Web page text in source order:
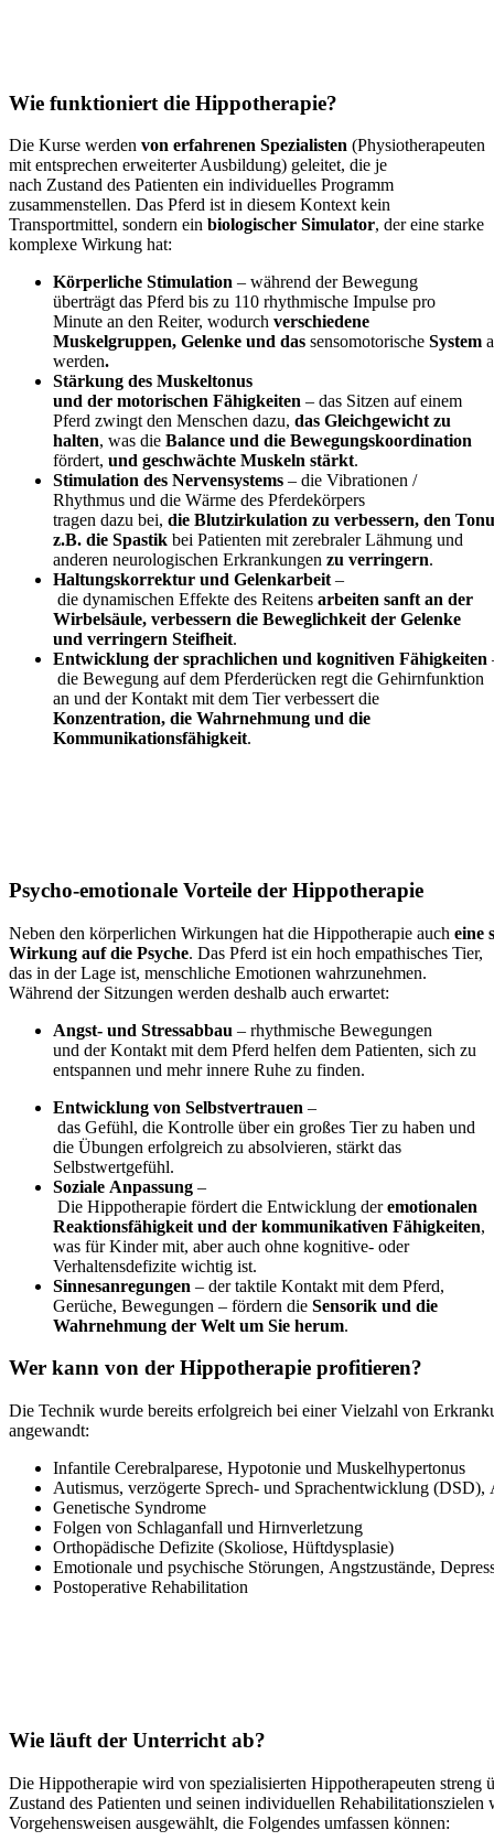
Wie funktioniert die Hippotherapie?
Die Kurse werden von erfahrenen Spezialisten (Physiotherapeuten
mit entsprechen erweiterter Ausbildung) geleitet, die je
nach Zustand des Patienten ein individuelles Programm
zusammenstellen. Das Pferd ist in diesem Kontext kein
Transportmittel, sondern ein biologischer Simulator, der eine starke
komplexe Wirkung hat:
Körperliche Stimulation – während der Bewegung
überträgt das Pferd bis zu 110 rhythmische Impulse pro
Minute an den Reiter, wodurch verschiedene
Muskelgruppen, Gelenke und das sensomotorische System
werden.
Stärkung des Muskeltonus
und der motorischen Fähigkeiten – das Sitzen auf einem
Pferd zwingt den Menschen dazu, das Gleichgewicht zu
halten, was die Balance und die Bewegungskoordination
fördert, und geschwächte Muskeln stärkt.
Stimulation des Nervensystems – die Vibrationen /
Rhythmus und die Wärme des Pferdekörpers
tragen dazu bei, die Blutzirkulation zu verbessern, den
z.B. die Spastik bei Patienten mit zerebraler Lähmung und
anderen neurologischen Erkrankungen zu verringern.
Haltungskorrektur und Gelenkarbeit –
die dynamischen Effekte des Reitens arbeiten sanft an der
Wirbelsäule, verbessern die Beweglichkeit der Gelenke
und verringern Steifheit.
Entwicklung der sprachlichen und kognitiven Fähigkeiten
die Bewegung auf dem Pferderücken regt die Gehirnfunktion
an und der Kontakt mit dem Tier verbessert die
Konzentration, die Wahrnehmung und die
Kommunikationsfähigkeit.
Psycho-emotionale Vorteile der Hippotherapie
Neben den körperlichen Wirkungen hat die Hippotherapie auch eine
Wirkung auf die Psyche. Das Pferd ist ein hoch empathisches Tier,
das in der Lage ist, menschliche Emotionen wahrzunehmen.
Während der Sitzungen werden deshalb auch erwartet:
Angst- und Stressabbau – rhythmische Bewegungen
und der Kontakt mit dem Pferd helfen dem Patienten, sich zu
entspannen und mehr innere Ruhe zu finden.
Entwicklung von Selbstvertrauen –
das Gefühl, die Kontrolle über ein großes Tier zu haben und
die Übungen erfolgreich zu absolvieren, stärkt das
Selbstwertgefühl.
Soziale Anpassung –
Die Hippotherapie fördert die Entwicklung deremotionalen
Reaktionsfähigkeit und der kommunikativen Fähigkeiten,
was für Kinder mit, aber auch ohne kognitive- oder
Verhaltensdefizite wichtig ist.
Sinnesanregungen – der taktile Kontakt mit dem Pferd,
Gerüche, Bewegungen – fördern die Sensorik und die
Wahrnehmung der Welt um Sie herum.
Wer kann von der Hippotherapie profitieren?
Die Technik wurde bereits erfolgreich bei einer Vielzahl von
angewandt:
Infantile Cerebralparese, Hypotonie und Muskelhypertonus
Autismus, verzögerte Sprech- und Sprachentwicklung (DSD),
Genetische Syndrome
Folgen von Schlaganfall und Hirnverletzung
Orthopädische Defizite (Skoliose, Hüftdysplasie)
Emotionale und psychische Störungen, Angstzustände,
Postoperative Rehabilitation
Wie läuft der Unterricht ab?
Die Hippotherapie wird von spezialisierten Hippotherapeuten streng
Zustand des Patienten und seinen individuellen Rehabilitationszielen
Vorgehensweisen ausgewählt, die Folgendes umfassen können: